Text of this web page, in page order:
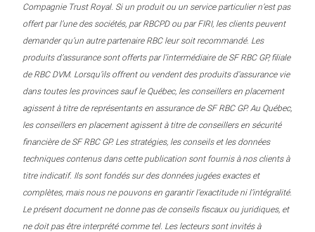
Compagnie Trust Royal. Si un produit ou un service particulier n’est pas
offert par l’une des sociétés, par RBCPD ou par FIRI, les clients peuvent
demander qu’un autre partenaire RBC leur soit recommandé. Les
produits d’assurance sont offerts par l’intermédiaire de SF RBC GP, filiale
de RBC DVM. Lorsqu’ils offrent ou vendent des produits d’assurance vie
dans toutes les provinces sauf le Québec, les conseillers en placement
agissent à titre de représentants en assurance de SF RBC GP. Au Québec,
les conseillers en placement agissent à titre de conseillers en sécurité
financière de SF RBC GP. Les stratégies, les conseils et les données
techniques contenus dans cette publication sont fournis à nos clients à
titre indicatif. Ils sont fondés sur des données jugées exactes et
complètes, mais nous ne pouvons en garantir l’exactitude ni l’intégralité.
Le présent document ne donne pas de conseils fiscaux ou juridiques, et
ne doit pas être interprété comme tel. Les lecteurs sont invités à